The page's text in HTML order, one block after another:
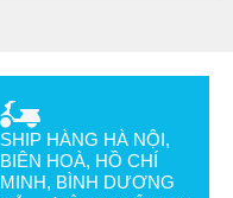
SHIP HÀNG HÀ NỘI,
BIÊN HOÀ, HỒ CHÍ
MINH, BÌNH DƯƠNG